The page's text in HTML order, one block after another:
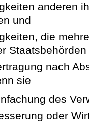
anderen
und
die
nach
sie
des
oder